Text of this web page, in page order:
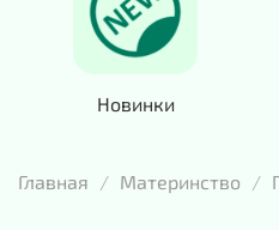
Новинки
Главная Материнство